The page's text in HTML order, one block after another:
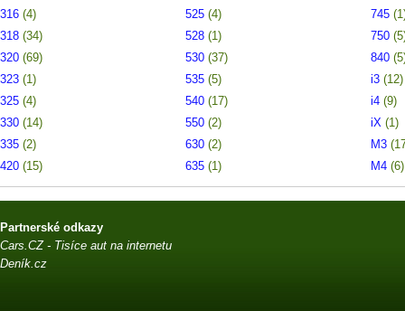
316 (4)
318 (34)
320 (69)
323 (1)
325 (4)
330 (14)
335 (2)
420 (15)
525 (4)
528 (1)
530 (37)
535 (5)
540 (17)
550 (2)
630 (2)
635 (1)
745
750
840
i3 (12)
i4 (9)
iX (1)
M3
M4 (6)
Partnerské odkazy
Cars.CZ - Tisíce aut na internetu
Deník.cz